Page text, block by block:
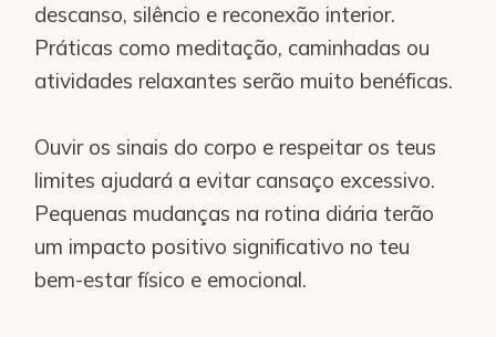
descanso, silêncio e reconexão interior.
Práticas como meditação, caminhadas ou
atividades relaxantes serão muito benéficas.
Ouvir os sinais do corpo e respeitar os teus
limites ajudará a evitar cansaço excessivo.
Pequenas mudanças na rotina diária terão
um impacto positivo significativo no teu
bem-estar físico e emocional.